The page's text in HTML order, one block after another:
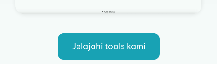
Jelajahi tools kami